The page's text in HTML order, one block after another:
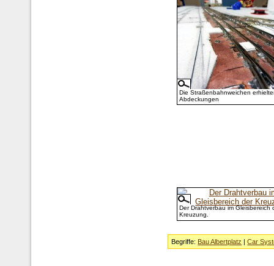
Die Straßenbahnweichen
Abdeckungen
Der Drahtverbau im Gleisbereich
Kreuzung.
Begriffe: Bau Albertplatz |Car